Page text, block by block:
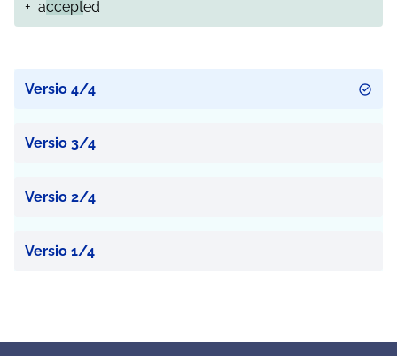
+ accepted
Versio 4/4
Versio 3/4
Versio 2/4
Versio 1/4